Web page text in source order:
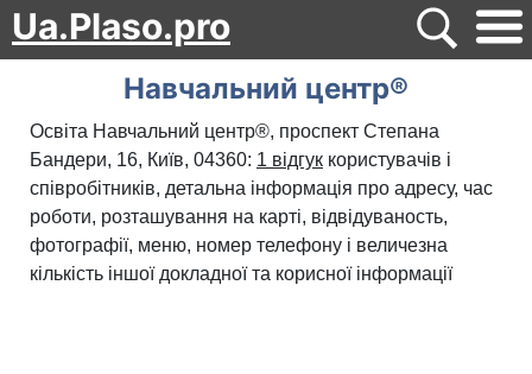
Ua.Plaso.pro
Навчальний центр®
Освіта Навчальний центр®, проспект Степана
Бандери, 16, Київ, 04360: 1 відгук користувачів і
співробітників, детальна інформація про адресу, час
роботи, розташування на карті, відвідуваность,
фотографії, меню, номер телефону і величезна
кількість іншої докладної та корисної інформації